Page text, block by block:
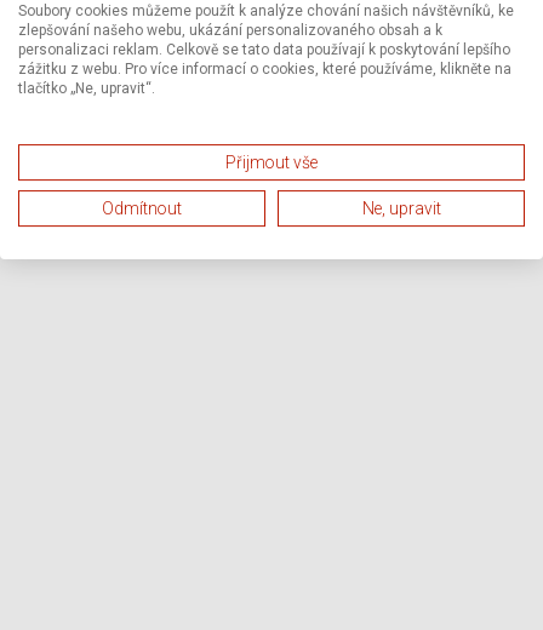
Soubory cookies můžeme použít k analýze chování našich návštěvníků, ke
zlepšování našeho webu, ukázání personalizovaného obsah a k
personalizaci reklam. Celkově se tato data používají k poskytování lepšího
zážitku z webu. Pro více informací o cookies, které používáme, klikněte na
tlačítko „Ne, upravit“.
Přijmout vše
Odmítnout Ne, upravit